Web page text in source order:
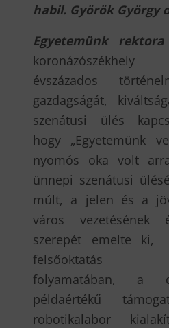
habil. Györök György
Egyetemünk rektora
koronázószékhely
évszázados
gazdagságát,
szenátusi ülés
hogy „Egyetemünk
nyomós oka volt
ünnepi szenátusi
múlt, a jelen és a
város vezetésének
szerepét emelte
felsőoktatás
folyamatában, a
példaértékű
robotikalabor